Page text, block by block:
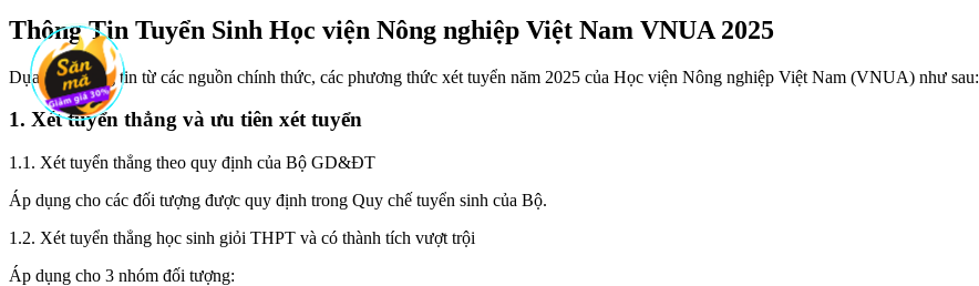
Thông Tin Tuyển Sinh Học viện Nông nghiệp Việt Nam VNUA 2025
Dựa trên thông tin từ các nguồn chính thức, các phương thức xét tuyển năm 2025 của Học viện Nông nghiệp Việt Nam (VNUA) như sau:
1. Xét tuyển thẳng và ưu tiên xét tuyển
1.1. Xét tuyển thẳng theo quy định của Bộ GD&ĐT
Áp dụng cho các đối tượng được quy định trong Quy chế tuyển sinh của Bộ.
1.2. Xét tuyển thẳng học sinh giỏi THPT và có thành tích vượt trội
Áp dụng cho 3 nhóm đối tượng: